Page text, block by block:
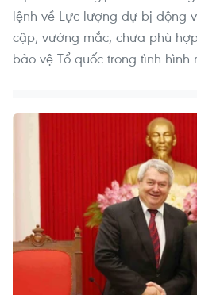
lệnh về Lực lượng dự bị động
cập, vướng mắc, chưa phù
bảo vệ Tổ quốc trong tình hình